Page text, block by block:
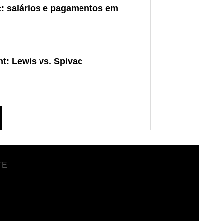
salários e pagamentos em
Lewis vs. Spivac